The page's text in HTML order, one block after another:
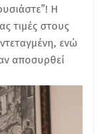
Η
τιμές στους
ενώ
αποσυρθεί